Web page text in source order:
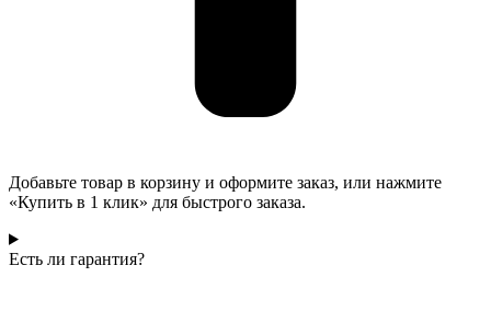
Добавьте товар в корзину и оформите заказ, или нажмите
«Купить в 1 клик» для быстрого заказа.
Есть ли гарантия?